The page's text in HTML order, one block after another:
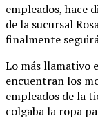
empleados, hace
de la sucursal
finalmente
Lo más llamativo
encuentran los
empleados de la
colgaba la ropa